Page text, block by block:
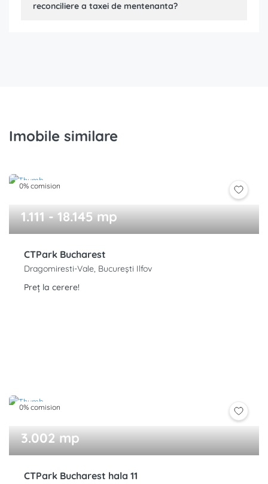
reconciliere a taxei de mentenanta?
Imobile similare
0% comision
1.111 - 18.145 mp
CTPark Bucharest
Dragomiresti-Vale, București Ilfov
Preț la cerere!
0% comision
3.002 mp
CTPark Bucharest hala 11